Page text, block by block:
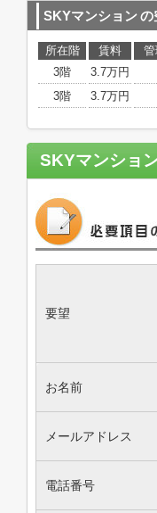
SKYマンションの
所在階 賃料
3階
3.7万円
3階
3.7万円
SKYマンショ
要望
お名前
メールアドレス
電話番号